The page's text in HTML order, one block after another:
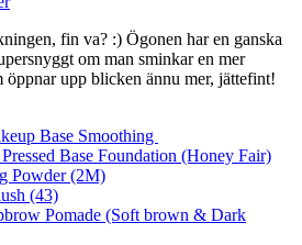
fin va? :) Ögonen har en ganska
om man sminkar en mer
öppnar upp blicken ännu mer, jättefint!
Base Smoothing
Base Foundation (Honey Fair)
Powder (2M)
(43)
Pomade (Soft brown & Dark